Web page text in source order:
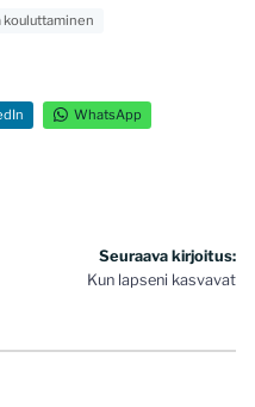
kouluttaminen
WhatsApp
Seuraava kirjoitus:
Kun lapseni kasvavat